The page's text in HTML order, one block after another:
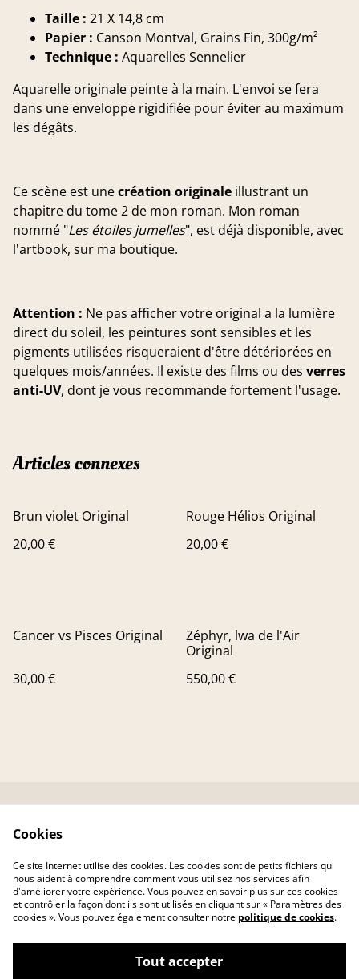
Taille : 21 X 14,8 cm
Papier : Canson Montval, Grains Fin, 300g/m²
Technique : Aquarelles Sennelier
Aquarelle originale peinte à la main. L'envoi se fera
dans une enveloppe rigidifiée pour éviter au maximum
les dégâts.
Ce scène est unecréation originale illustrant un
chapitre du tome 2 de mon roman. Mon roman
nommé "Les étoiles jumelles", est déjà disponible, avec
l'artbook, sur ma boutique.
Attention : Ne pas afficher votre original a la lumière
direct du soleil, les peintures sont sensibles et les
pigments utilisées risqueraient d'être détériorées en
quelques mois/années. Il existe des films ou des verres
anti-UV, dont je vous recommande fortement l'usage.
Articles connexes
Brun violet Original
20,00 €
Rouge Hélios Original
20,00 €
Cancer vs Pisces Original
30,00 €
Zéphyr, lwa de l'Air
Original
550,00 €
confidentialité
Politique de cookies
Cookies
Ce site Internet utilise des cookies. Les cookies sont de petits fichiers qui
nous aident à comprendre comment vous utilisez nos services afin
d'améliorer votre expérience. Vous pouvez en savoir plus sur ces cookies
et contrôler la façon dont ils sont utilisés en cliquant sur « Paramètres des
cookies ». Vous pouvez également consulter notre politique de cookies.
Tout accepter